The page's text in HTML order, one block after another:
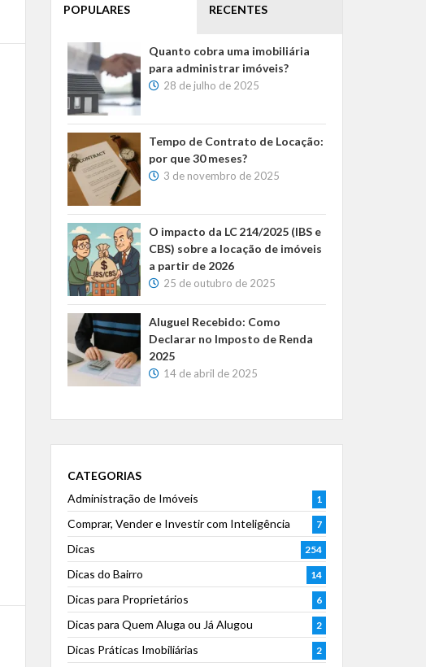
POPULARES RECENTES
Quanto cobra uma imobiliária
para administrar imóveis?
28 de julho de 2025
Tempo de Contrato de Locação:
por que 30 meses?
3 de novembro de 2025
O impacto da LC 214/2025 (IBS e
CBS) sobre a locação de imóveis
a partir de 2026
25 de outubro de 2025
Aluguel Recebido: Como
Declarar no Imposto de Renda
2025
14 de abril de 2025
CATEGORIAS
Administração de Imóveis
1
Comprar, Vender e Investir com Inteligência 7
Dicas 254
Dicas do Bairro 14
Dicas para Proprietários 6
Dicas para Quem Aluga ou Já Alugou 2
Dicas Práticas Imobiliárias 2